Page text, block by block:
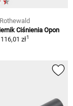
Rothewald
Ciśnienia Opon
116,01 zł1